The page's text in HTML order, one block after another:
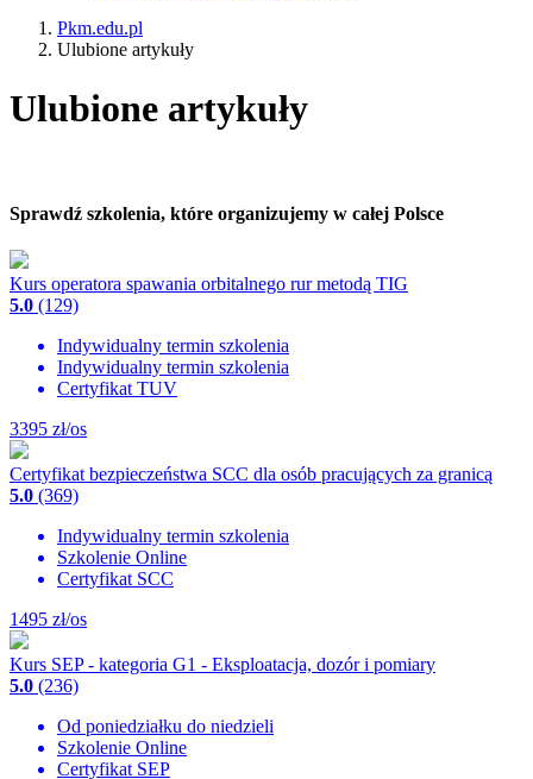
Pkm.edu.pl
Ulubione artykuły
Ulubione artykuły
Sprawdź szkolenia, które organizujemy w całej Polsce
Kurs operatora spawania orbitalnego rur metodą TIG
5.0 (129)
Indywidualny termin szkolenia
Indywidualny termin szkolenia
Certyfikat TUV
3395 zł/os
Certyfikat bezpieczeństwa SCC dla osób pracujących za granicą
5.0 (369)
Indywidualny termin szkolenia
Szkolenie Online
Certyfikat SCC
1495 zł/os
Kurs SEP - kategoria G1 - Eksploatacja, dozór i pomiary
5.0 (236)
Od poniedziałku do niedzieli
Szkolenie Online
Certyfikat SEP